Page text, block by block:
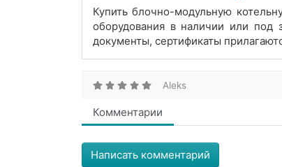
Купить блочно-модульную
оборудования в наличии или под
документы, сертификаты
Aleks
Комментарии
Написать комментарий